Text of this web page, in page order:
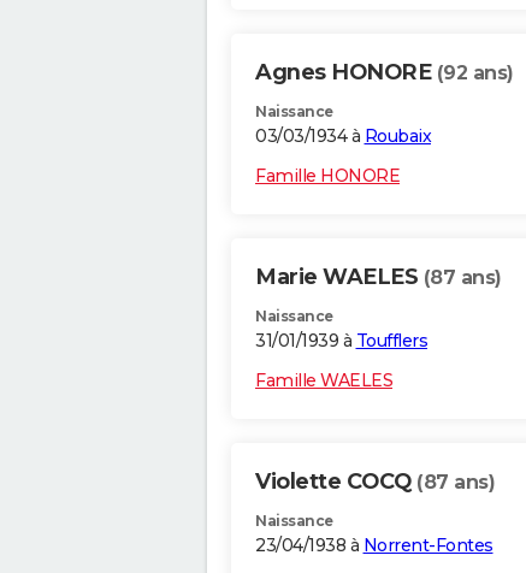
Agnes HONORE (92 ans)
Naissance
03/03/1934 à Roubaix
Famille HONORE
Marie WAELES (87 ans)
Naissance
31/01/1939 à Toufflers
Famille WAELES
Violette COCQ (87 ans)
Naissance
23/04/1938 à Norrent-Fontes